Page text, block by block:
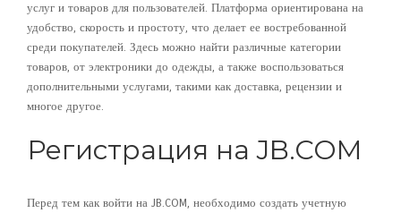
услуг и товаров для пользователей. Платформа ориентирована на
удобство, скорость и простоту, что делает ее востребованной
среди покупателей. Здесь можно найти различные категории
товаров, от электроники до одежды, а также воспользоваться
дополнительными услугами, такими как доставка, рецензии и
многое другое.
Регистрация на JB.COM
Перед тем как войти на JB.COM, необходимо создать учетную